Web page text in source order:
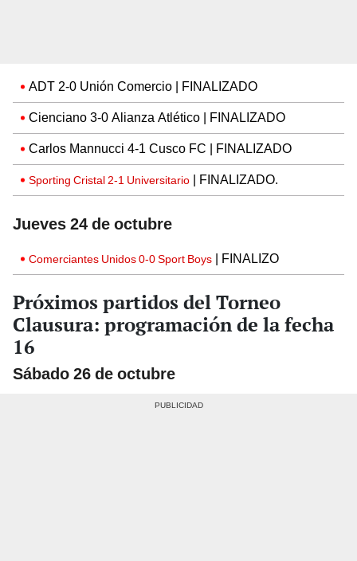
ADT 2-0 Unión Comercio | FINALIZADO
Cienciano 3-0 Alianza Atlético | FINALIZADO
Carlos Mannucci 4-1 Cusco FC | FINALIZADO
Sporting Cristal 2-1 Universitario | FINALIZADO.
Jueves 24 de octubre
Comerciantes Unidos 0-0 Sport Boys | FINALIZO
Próximos partidos del Torneo
Clausura: programación de la fecha
16
Sábado 26 de octubre